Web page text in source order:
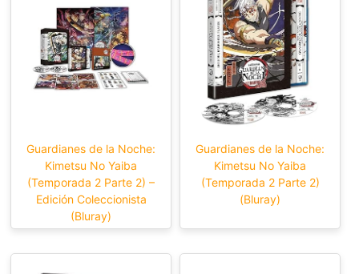
Guardianes de la Noche:
Kimetsu No Yaiba
(Temporada 2 Parte 2) –
Edición Coleccionista
(Bluray)
Guardianes de la Noche:
Kimetsu No Yaiba
(Temporada 2 Parte 2)
(Bluray)